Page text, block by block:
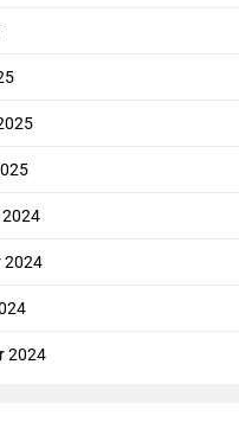
2024
2024
2024